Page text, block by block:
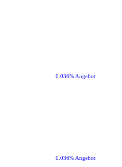
0.036% Angebot
0.036% Angebot